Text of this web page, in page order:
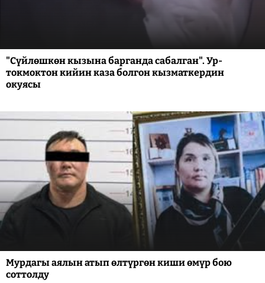
"Сүйлөшкөн кызына барганда сабалган". Ур-
токмоктон кийин каза болгон кызматкердин
окуясы
Мурдагы аялын атып өлтүргөн киши өмүр бою
соттолду